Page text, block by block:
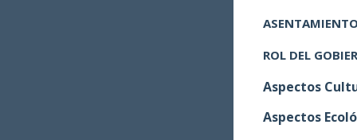
ROL DEL
Aspectos
Aspectos